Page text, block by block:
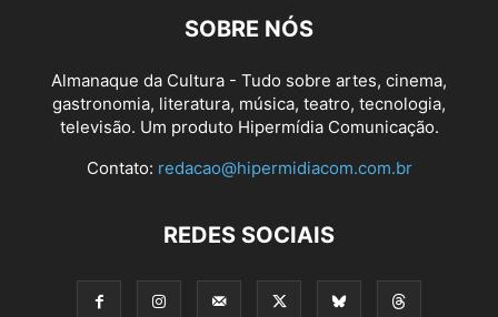
SOBRE NÓS
Almanaque da Cultura - Tudo sobre artes, cinema,
gastronomia, literatura, música, teatro, tecnologia,
televisão. Um produto Hipermídia Comunicação.
Contato: redacao@hipermidiacom.com.br
REDES SOCIAIS